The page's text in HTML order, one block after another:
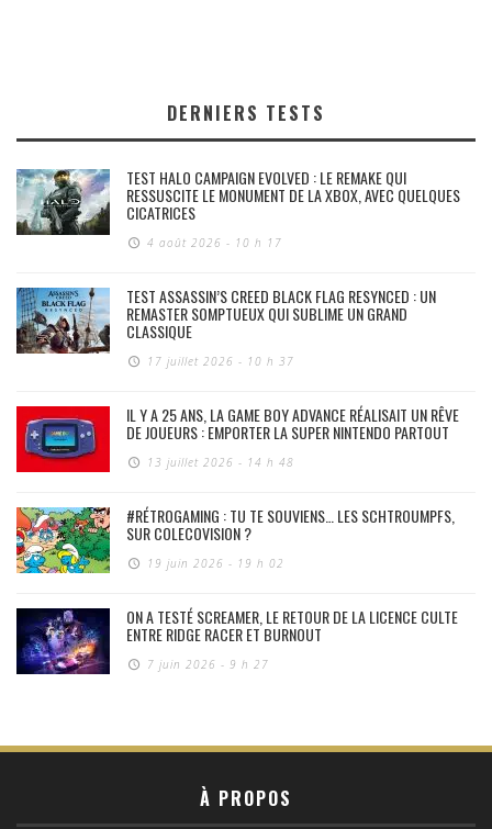
DERNIERS TESTS
TEST HALO CAMPAIGN EVOLVED : LE REMAKE QUI
RESSUSCITE LE MONUMENT DE LA XBOX, AVEC QUELQUES
CICATRICES
4 août 2026 - 10 h 17
TEST ASSASSIN’S CREED BLACK FLAG RESYNCED : UN
REMASTER SOMPTUEUX QUI SUBLIME UN GRAND
CLASSIQUE
17 juillet 2026 - 10 h 37
IL Y A 25 ANS, LA GAME BOY ADVANCE RÉALISAIT UN RÊVE
DE JOUEURS : EMPORTER LA SUPER NINTENDO PARTOUT
13 juillet 2026 - 14 h 48
#RÉTROGAMING : TU TE SOUVIENS… LES SCHTROUMPFS,
SUR COLECOVISION ?
19 juin 2026 - 19 h 02
ON A TESTÉ SCREAMER, LE RETOUR DE LA LICENCE CULTE
ENTRE RIDGE RACER ET BURNOUT
7 juin 2026 - 9 h 27
À PROPOS